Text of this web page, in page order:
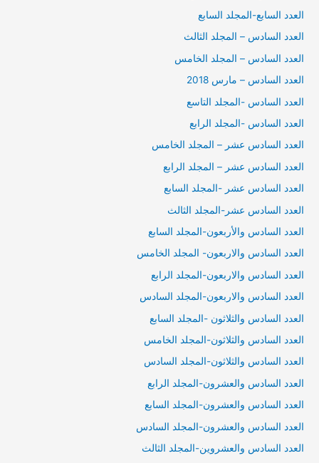
العدد السابع-المجلد السابع
العدد السادس – المجلد الثالث
العدد السادس – المجلد الخامس
العدد السادس – مارس 2018
العدد السادس -المجلد التاسع
العدد السادس -المجلد الرابع
العدد السادس عشر – المجلد الخامس
العدد السادس عشر – المجلد الرابع
العدد السادس عشر -المجلد السابع
العدد السادس عشر-المجلد الثالث
العدد السادس والأربعون-المجلد السابع
العدد السادس والاربعون- المجلد الخامس
العدد السادس والاربعون-المجلد الرابع
العدد السادس والاربعون-المجلد السادس
العدد السادس والثلاثون -المجلد السابع
العدد السادس والثلاثون-المجلد الخامس
العدد السادس والثلاثون-المجلد السادس
العدد السادس والعشرون-المجلد الرابع
العدد السادس والعشرون-المجلد السابع
العدد السادس والعشرون-المجلد السادس
العدد السادس والعشروين-المجلد الثالث